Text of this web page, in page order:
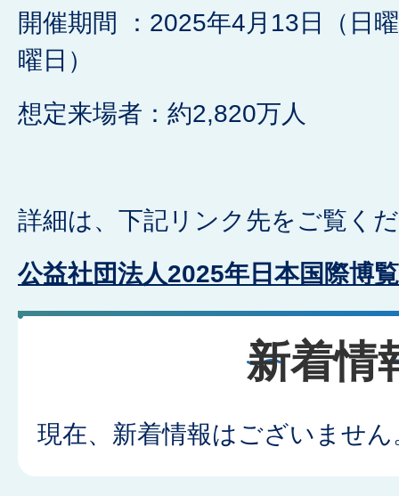
開催期間 ：2025年4月13日（日
曜日）
想定来場者：約2,820万人
詳細は、下記リンク先をご覧く
公益社団法人2025年日本国際博
新着情
現在、新着情報はございません